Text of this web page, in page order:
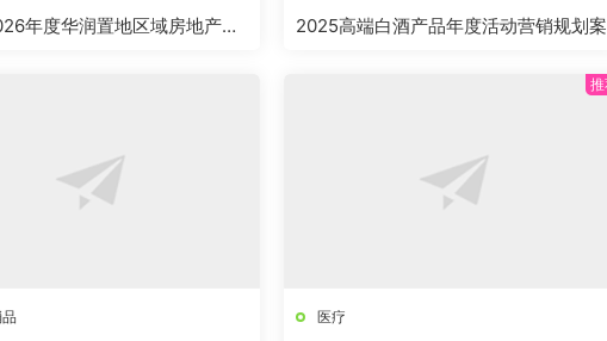
年度华润置地区域房地产营
2025高端白酒产品年度活动营销规划案
医疗